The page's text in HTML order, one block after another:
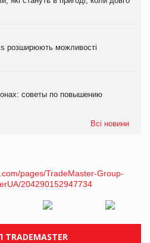
розширюють можливості
советы по повышению
Всі новини